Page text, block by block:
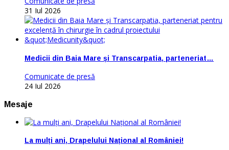
31 Iul 2026
Medicii din Baia Mare și Transcarpatia, parteneriat…
Comunicate de presă
24 Iul 2026
Mesaje
La mulți ani, Drapelului Național al României!